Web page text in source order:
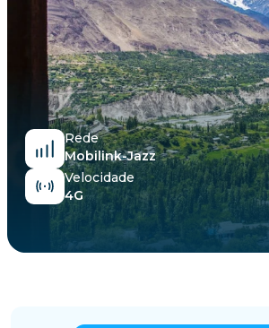
Rede
Mobilink-Jazz
Velocidade
4G